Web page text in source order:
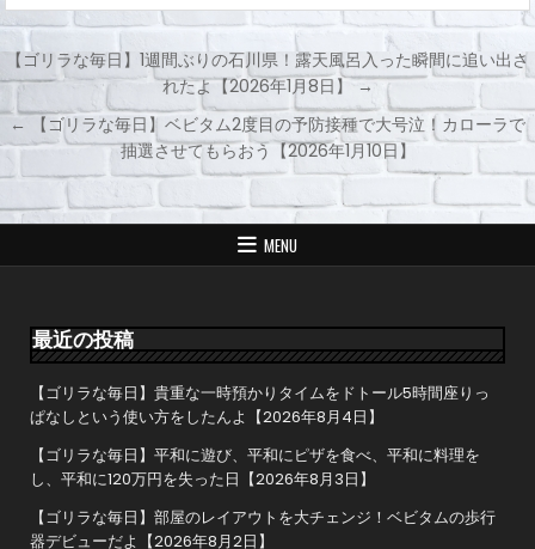
投
稿
ナ
ビ
ー
ョ
【ゴリラな毎日】1週間ぶりの石川県！露天風呂入った瞬間に追い出さ
れたよ【2026年1月8日】 →
← 【ゴリラな毎日】ベビタム2度目の予防接種で大号泣！カローラで
抽選させてもらおう【2026年1月10日】
MENU
最近の投稿
【ゴリラな毎日】貴重な一時預かりタイムをドトール5時間座りっ
ぱなしという使い方をしたんよ【2026年8月4日】
【ゴリラな毎日】平和に遊び、平和にピザを食べ、平和に料理を
し、平和に120万円を失った日【2026年8月3日】
【ゴリラな毎日】部屋のレイアウトを大チェンジ！ベビタムの歩行
器デビューだよ【2026年8月2日】